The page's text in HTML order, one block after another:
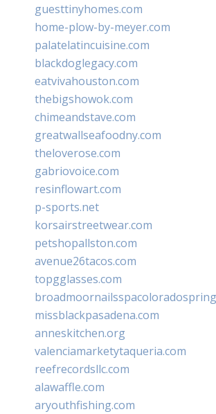
guesttinyhomes.com
home-plow-by-meyer.com
palatelatincuisine.com
blackdoglegacy.com
eatvivahouston.com
thebigshowok.com
chimeandstave.com
greatwallseafoodny.com
theloverose.com
gabriovoice.com
resinflowart.com
p-sports.net
korsairstreetwear.com
petshopallston.com
avenue26tacos.com
topgglasses.com
missblackpasadena.com
anneskitchen.org
valenciamarketytaqueria.com
reefrecordsllc.com
alawaffle.com
aryouthfishing.com